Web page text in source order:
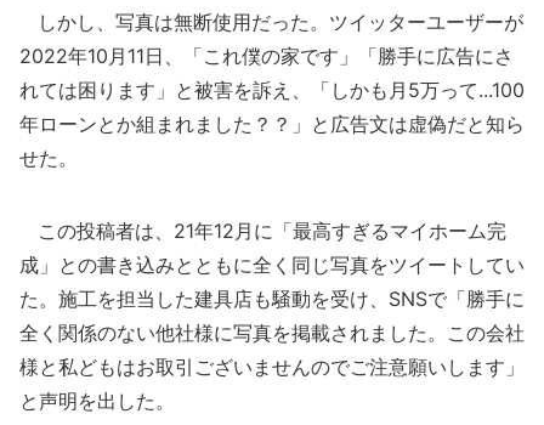
しかし、写真は無断使用だった。ツイッターユーザーが
2022年10月11日、「これ僕の家です」「勝手に広告にさ
れては困ります」と被害を訴え、「しかも月5万って...100
年ローンとか組まれました？？」と広告文は虚偽だと知ら
せた。
この投稿者は、21年12月に「最高すぎるマイホーム完
成」との書き込みとともに全く同じ写真をツイートしてい
た。施工を担当した建具店も騒動を受け、SNSで「勝手に
全く関係のない他社様に写真を掲載されました。この会社
様と私どもはお取引ございませんのでご注意願いします」
と声明を出した。